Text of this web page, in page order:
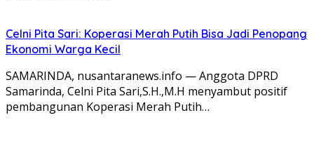
Celni Pita Sari: Koperasi Merah Putih Bisa Jadi Penopang
Ekonomi Warga Kecil
SAMARINDA, nusantaranews.info — Anggota DPRD
Samarinda, Celni Pita Sari,S.H.,M.H menyambut positif
pembangunan Koperasi Merah Putih…